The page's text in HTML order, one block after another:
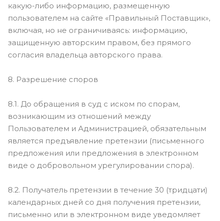
какую-либо информацию, размещенную
пользователем на сайте «Правильный Поставщик»,
включая, но не ограничиваясь: информацию,
защищенную авторским правом, без прямого
согласия владельца авторского права.
8. Разрешение споров
8.1. До обращения в суд с иском по спорам,
возникающим из отношений между
Пользователем и Администрацией, обязательным
является предъявление претензии (письменного
предложения или предложения в электронном
виде о добровольном урегулировании спора).
8.2. Получатель претензии в течение 30 (тридцати)
календарных дней со дня получения претензии,
письменно или в электронном виде уведомляет